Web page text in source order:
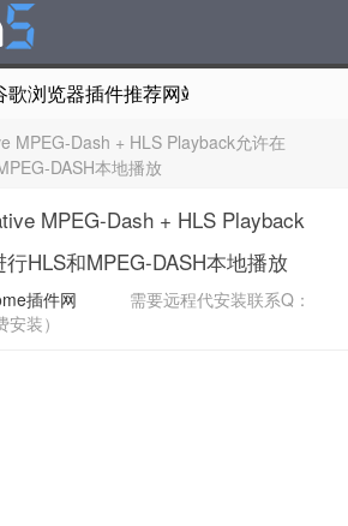
浏览器插件推荐网站，非Google
MPEG-Dash + HLS Playback允许在
DASH本地播放
MPEG-Dash + HLS Playback
HLS和MPEG-DASH本地播放
插件网
需要远程代安装联系Q：
装）